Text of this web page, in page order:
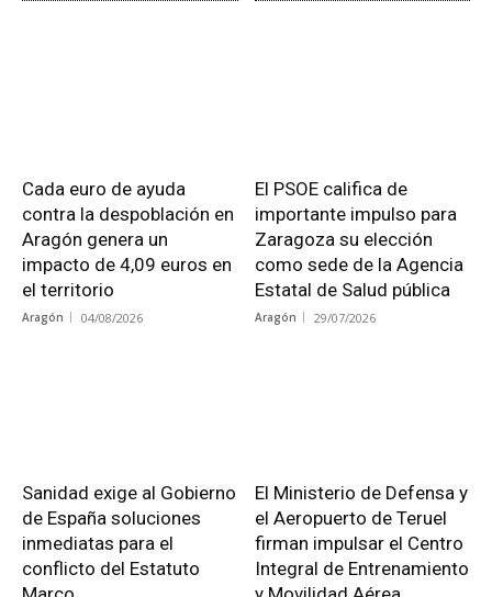
Cada euro de ayuda
contra la despoblación en
Aragón genera un
impacto de 4,09 euros en
el territorio
Aragón 04/08/2026
El PSOE califica de
importante impulso para
Zaragoza su elección
como sede de la Agencia
Estatal de Salud pública
Aragón 29/07/2026
Sanidad exige al Gobierno
de España soluciones
inmediatas para el
conflicto del Estatuto
El Ministerio de Defensa y
el Aeropuerto de Teruel
firman impulsar el Centro
Integral de Entrenamiento